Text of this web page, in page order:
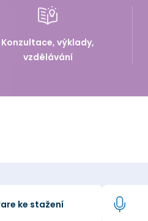
Konzultace, výklady,
vzdělávání
ke stažení